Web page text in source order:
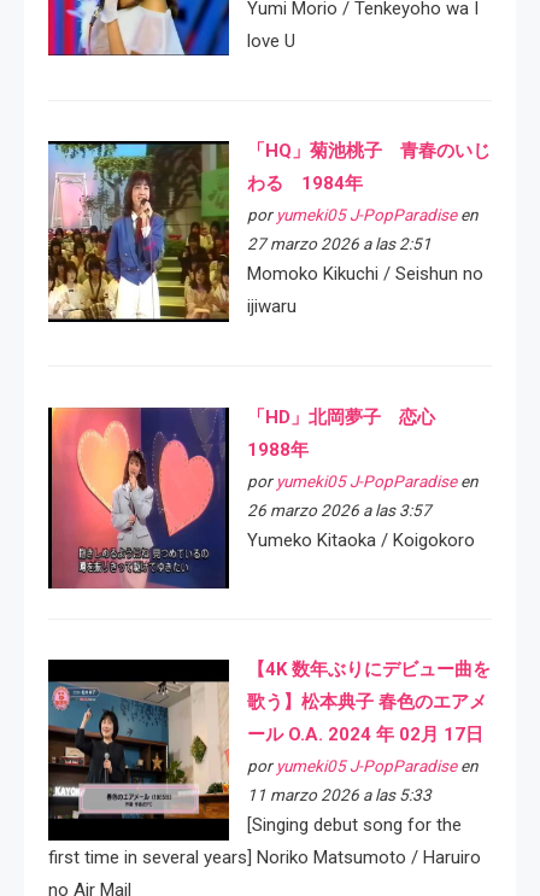
Yumi Morio / Tenkeyoho wa I
love U
「HQ」菊池桃子 青春のいじ
わる 1984年
por yumeki05 J-PopParadiseen
27 marzo 2026 a las 2:51
Momoko Kikuchi / Seishun no
ijiwaru
「HD」北岡夢子 恋心
1988年
por yumeki05 J-PopParadiseen
26 marzo 2026 a las 3:57
Yumeko Kitaoka / Koigokoro
【4K 数年ぶりにデビュー曲を
歌う】松本典子 春色のエアメ
ール O.A. 2024 年 02月 17日
por yumeki05 J-PopParadiseen
11 marzo 2026 a las 5:33
[Singing debut song for the
first time in several years] Noriko Matsumoto / Haruiro
no Air Mail